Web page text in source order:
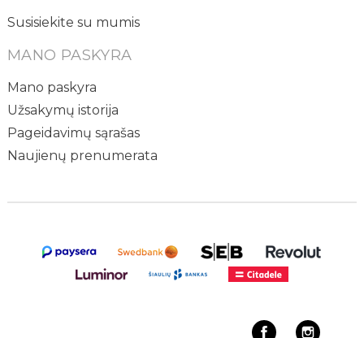
Susisiekite su mumis
MANO PASKYRA
Mano paskyra
Užsakymų istorija
Pageidavimų sąrašas
Naujienų prenumerata